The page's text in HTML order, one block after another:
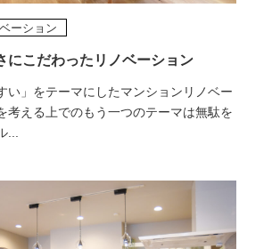
にこだわったリノベーション
い」をテーマにしたマンションリノベー
考える上でのもう一つのテーマは無駄を
ーション